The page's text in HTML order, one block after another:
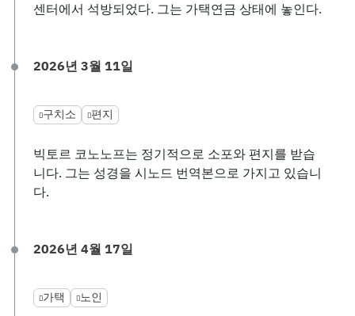
센터에서 석방되었다. 그는 가택연금 상태에 놓인다.
2026년 3월 11일
구치소 편지
빅토르 코노노프는 정기적으로 소포와 편지를 받습
니다. 그는 성경을 시노드 번역본으로 가지고 있습니
다.
2026년 4월 17일
가택 노인